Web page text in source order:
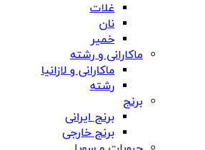
غلات
نان
خمیر
ماکارانی و رشته
ماکارانی و لازانیا
رشته
برنج
برنج ایرانی
برنج خارجی